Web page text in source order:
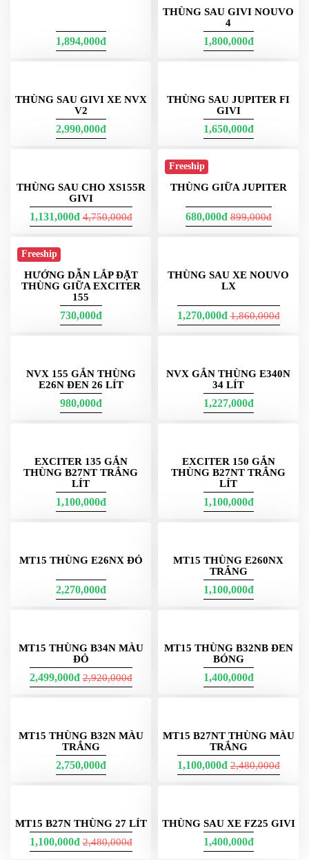
1,894,000đ
THÙNG SAU GIVI NOUVO
4
1,800,000đ
THÙNG SAU GIVI XE NVX
V2
2,990,000đ
THÙNG SAU JUPITER FI
1,650,000đ
THÙNG SAU CHO XS155R
GIVI
1,131,000đ4,750,000đ
THÙNG GIỮA JUPITER
680,000đ899,000đ
THÙNG GIỮA EXCITER
155
730,000đ
LX
1,270,000đ1,860,000đ
E26N ĐEN 26 LÍT
980,000đ
NVX GẮN THÙNG E340N
34 LÍT
1,227,000đ
THÙNG B27NT TRẮNG
LÍT
1,100,000đ
THÙNG B27NT TRẮNG
LÍT
1,100,000đ
MT15 THÙNG E26NX ĐỎ
2,270,000đ
MT15 THÙNG E260NX
TRẮNG
1,100,000đ
MT15 THÙNG B34N MÀU
ĐỎ
2,499,000đ2,920,000đ
MT15 THÙNG B32NB ĐEN
BÓNG
1,400,000đ